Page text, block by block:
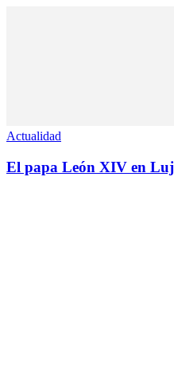
Actualidad
El papa León XIV en